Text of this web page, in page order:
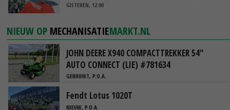
GISTEREN, 12:00
NIEUW OP MECHANISATIEMARKT.NL
JOHN DEERE X940 COMPACTTREKKER 54"
AUTO CONNECT (LIE) #781634
GEBRUIKT, P.O.A.
Fendt Lotus 1020T
NIEUW, P.O.A.